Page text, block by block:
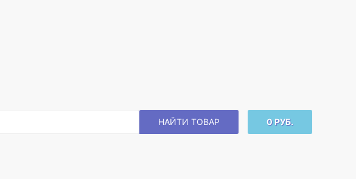
НАЙТИ ТОВАР 0 РУБ.